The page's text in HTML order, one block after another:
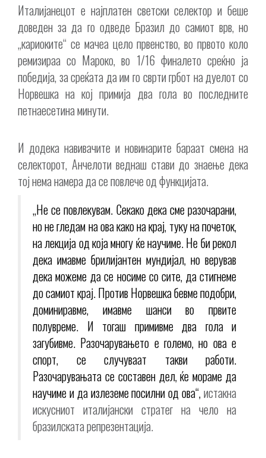
Италијанецот е најплатен светски селектор и беше
доведен за да го одведе Бразил до самиот врв, но
„кариоките“ се мачеа цело првенство, во првото коло
ремизираа со Мароко, во 1/16 финалето среќно ја
победија, за среќата да им го сврти грбот на дуелот со
Норвешка на кој примија два гола во последните
петнаесетина минути.
И додека навивачите и новинарите бараат смена на
селекторот, Анчелоти веднаш стави до знаење дека
тој нема намера да се повлече од функцијата.
„Не се повлекувам. Секако дека сме разочарани,
но не гледам на ова како на крај, туку на почеток,
на лекција од која многу ќе научиме. Не би рекол
дека имавме брилијантен мундијал, но верував
дека можеме да се носиме со сите, да стигнеме
до самиот крај. Против Норвешка бевме подобри,
доминиравме, имавме шанси во првите
полувреме. И тогаш примивме два гола и
загубивме. Разочарувањето е големо, но ова е
спорт, се случуваат такви работи.
Разочарувањата се составен дел, ќе мораме да
научиме и да излеземе посилни од ова“,истакна
искусниот италијански стратег на чело на
бразилската репрезентација.